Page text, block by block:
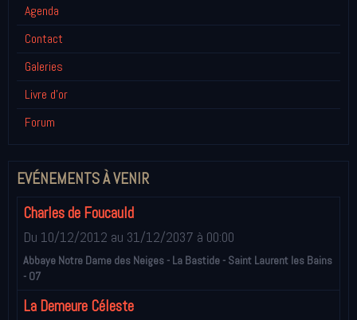
Agenda
Contact
Galeries
Livre d'or
Forum
EVÉNEMENTS À VENIR
Charles de Foucauld
Du 10/12/2012 au 31/12/2037 à 00:00
Abbaye Notre Dame des Neiges - La Bastide - Saint Laurent les Bains
- 07
La Demeure Céleste